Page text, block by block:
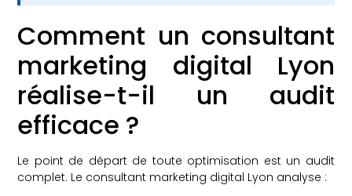
Comment un consultant
marketing digital Lyon
réalise-t-il un audit
efficace ?
Le point de départ de toute optimisation est un audit
complet. Le consultant marketing digital Lyon analyse :